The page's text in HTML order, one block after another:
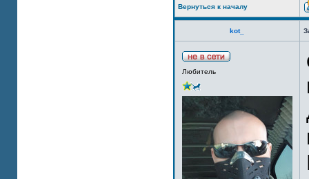
Вернуться к началу
kot_
Любитель